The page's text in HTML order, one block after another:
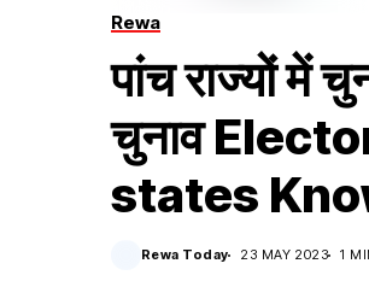
Rewa
पांच राज्यों में
चुनाव
states
Rewa Today 23 MAY 2023 1